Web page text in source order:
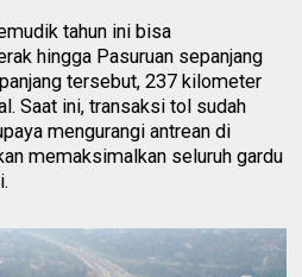
tahun ini bisa
hingga Pasuruan sepanjang
tersebut, 237 kilometer
Saat ini, transaksi tol sudah
mengurangi antrean di
memaksimalkan seluruh gardu